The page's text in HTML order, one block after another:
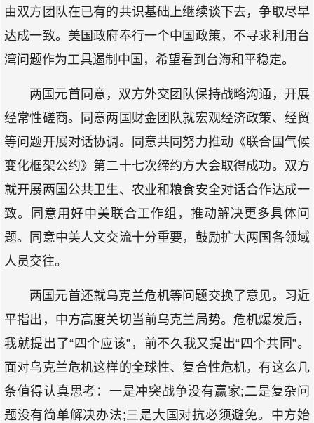
由双方团队在已有的共识基础上继续谈下去，争取尽早
达成一致。美国政府奉行一个中国政策，不寻求利用台
湾问题作为工具遏制中国，希望看到台海和平稳定。
两国元首同意，双方外交团队保持战略沟通，开展
经常性磋商。同意两国财金团队就宏观经济政策、经贸
等问题开展对话协调。同意共同努力推动《联合国气候
变化框架公约》第二十七次缔约方大会取得成功。双方
就开展两国公共卫生、农业和粮食安全对话合作达成一
致。同意用好中美联合工作组，推动解决更多具体问
题。同意中美人文交流十分重要，鼓励扩大两国各领域
人员交往。
两国元首还就乌克兰危机等问题交换了意见。习近
平指出，中方高度关切当前乌克兰局势。危机爆发后，
我就提出了“四个应该”，前不久我又提出“四个共同”。
面对乌克兰危机这样的全球性、复合性危机，有这么几
条值得认真思考：一是冲突战争没有赢家;二是复杂问
题没有简单解决办法;三是大国对抗必须避免。中方始